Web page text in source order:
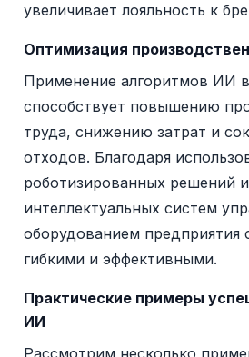
увеличивает лояльность к
Оптимизация
Применение алгоритмов ИИ
способствует повышению
труда, снижению затрат и
отходов. Благодаря
роботизированных решений и
интеллектуальных систем
оборудованием предприятия
гибкими и эффективными.
Практические примеры
ИИ
Рассмотрим несколько